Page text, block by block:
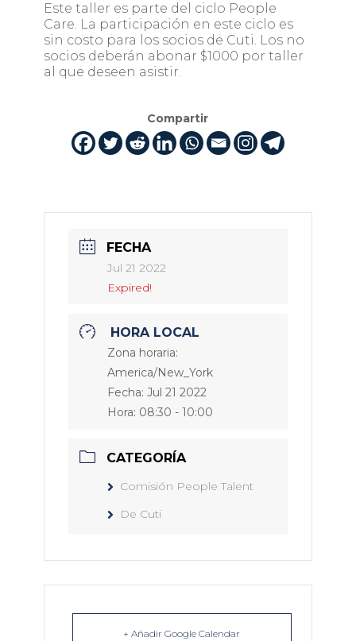
Este taller es parte del ciclo People
Care. La participación en este ciclo es
sin costo para los socios de Cuti. Los no
socios deberán abonar $1000 por taller
al que deseen asistir.
Compartir
FECHA
Jul 21 2022
Expired!
HORA LOCAL
Zona horaria:
America/New_York
Fecha: Jul 21 2022
Hora: 08:30 - 10:00
CATEGORÍA
Comisión People Talent
De Cuti
+ Añadir Google Calendar